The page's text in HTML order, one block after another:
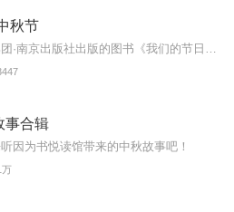
秋节
事合辑
因为书悦读馆带来的中秋故事吧！
万